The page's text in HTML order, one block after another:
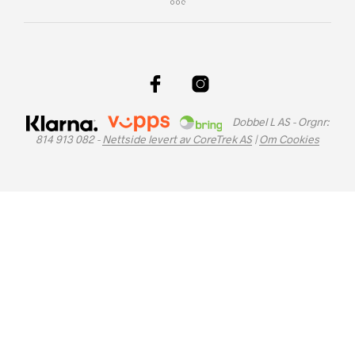
Dobbel L AS - Orgnr:
814 913 082 -Nettside levert av CoreTrek AS|Om Cookies